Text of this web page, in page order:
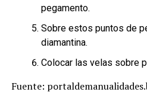
pegamento.
Sobre estos puntos de
diamantina.
Colocar las velas sobre
Fuente: